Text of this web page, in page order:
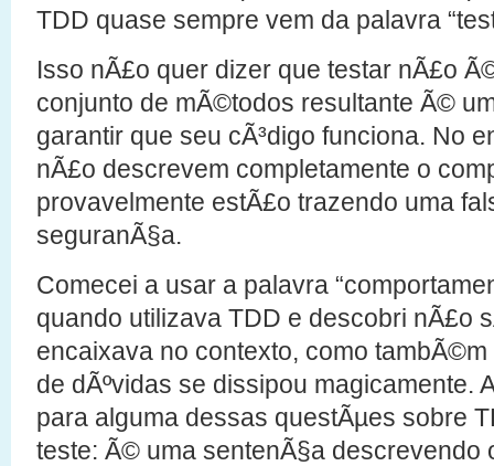
TDD quase sempre vem da palavra
Isso nÃ£o quer dizer que testar nÃ£o
conjunto de mÃ©todos resultante Ã©
garantir que seu cÃ³digo funciona. No
nÃ£o descrevem completamente o
provavelmente estÃ£o trazendo uma
seguranÃ§a.
Comecei a usar a palavra
quando utilizava TDD e descobri nÃ£o
encaixava no contexto, como
de dÃºvidas se dissipou magicamente.
para alguma dessas questÃµes sobre
teste: Ã© uma sentenÃ§a descrevendo